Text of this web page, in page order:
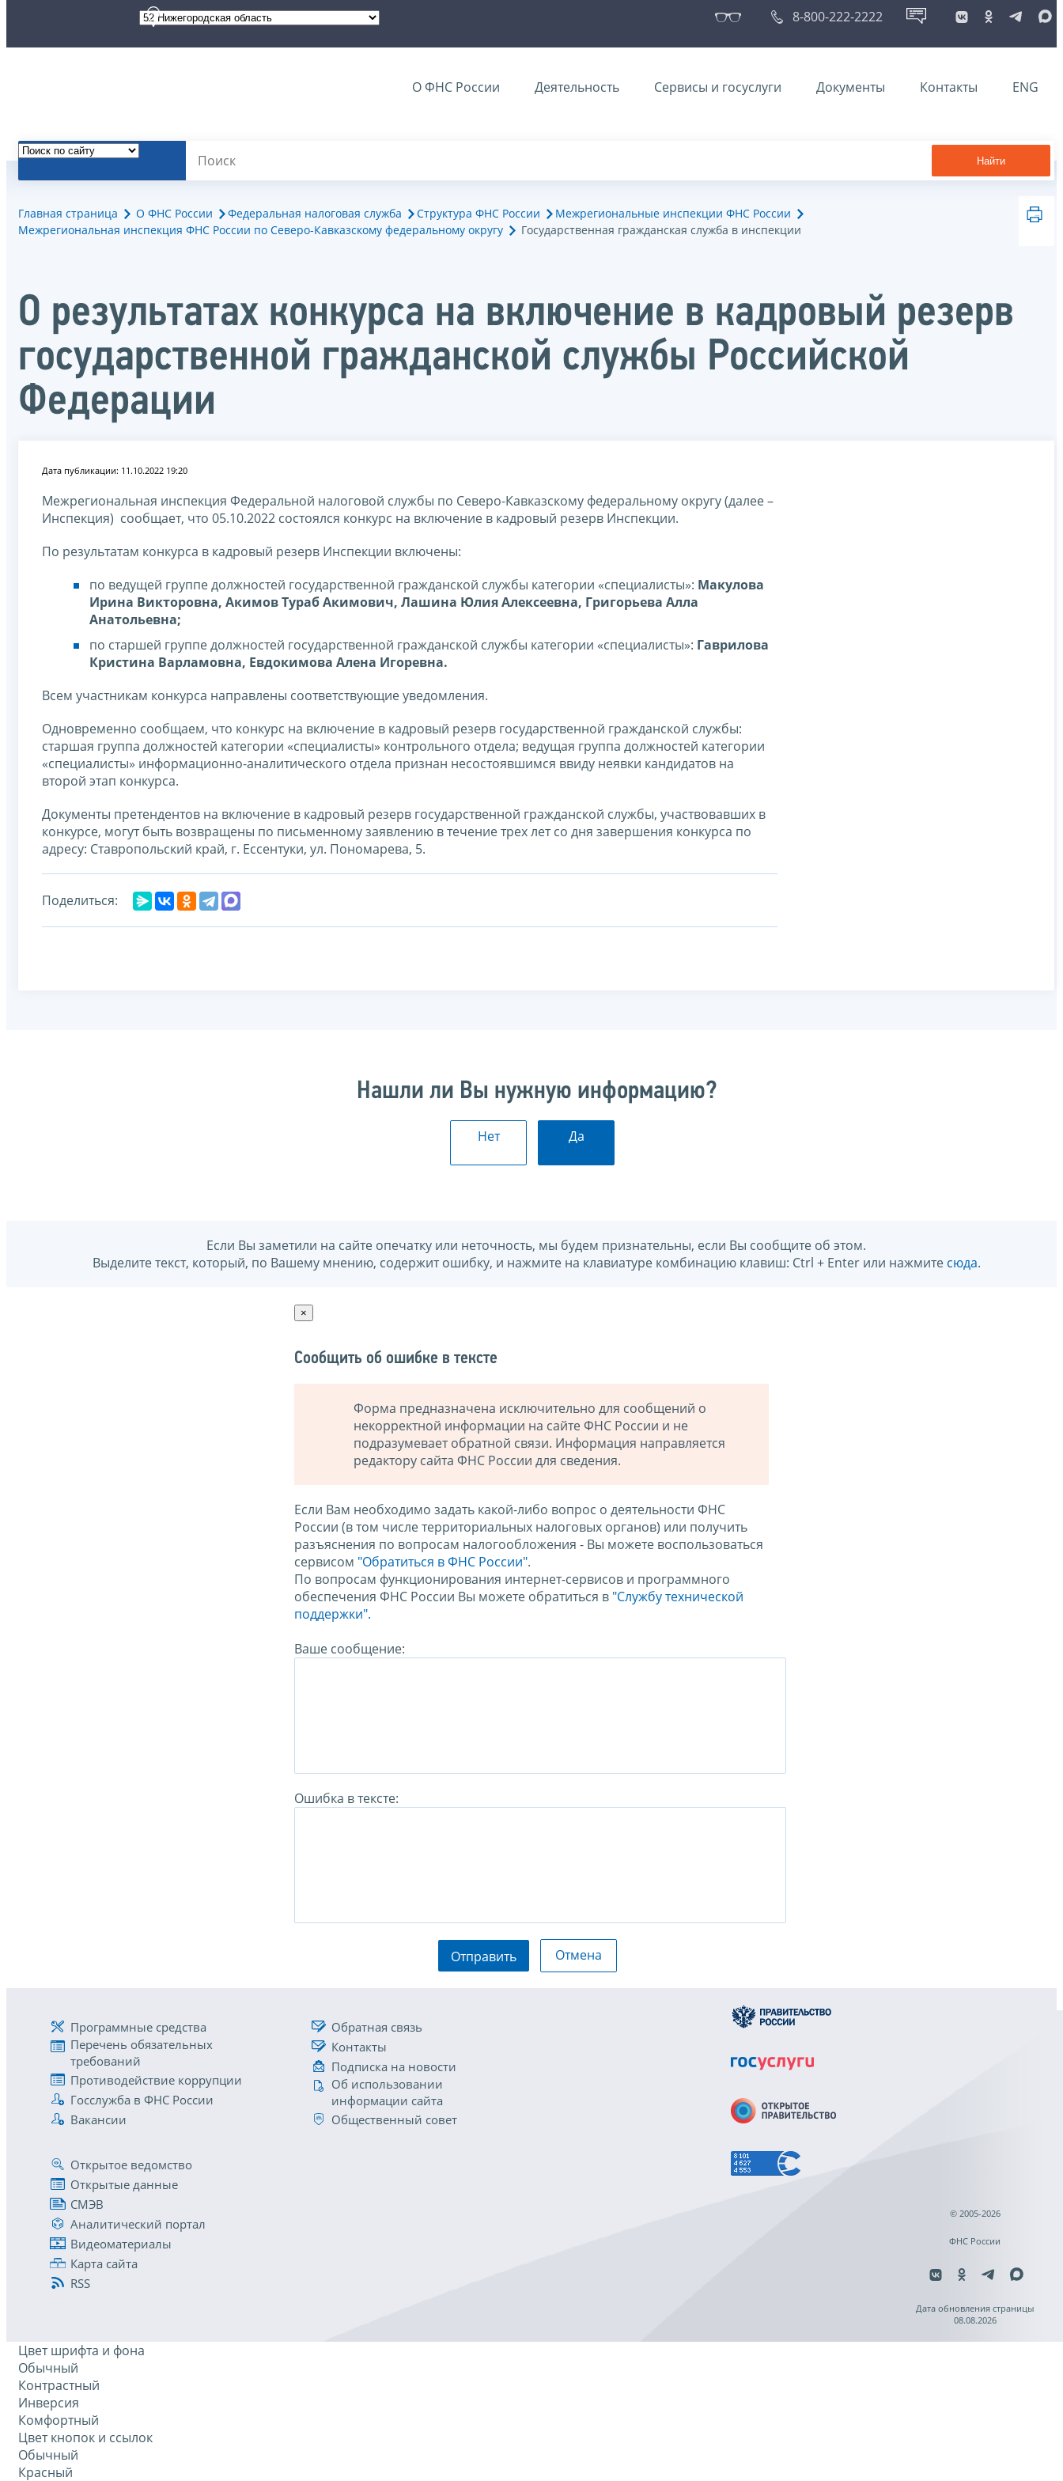
8-800-222-2222
О ФНС России Деятельность Сервисы и госуслуги Документы Контакты ENG
Найти
Главная страница О ФНС России Федеральная налоговая служба Структура ФНС России
Межрегиональные инспекции ФНС России
Межрегиональная инспекция ФНС России по Северо-Кавказскому федеральному округу
Государственная гражданская служба в инспекции
О результатах конкурса на включение в кадровый резерв
государственной гражданской службы Российской
Федерации
Дата публикации: 11.10.2022 19:20
Межрегиональная инспекция Федеральной налоговой службы по Северо-Кавказскому федеральному округу (далее –
Инспекция) сообщает, что 05.10.2022 состоялся конкурс на включение в кадровый резерв Инспекции.
По результатам конкурса в кадровый резерв Инспекции включены:
по ведущей группе должностей государственной гражданской службы категории «специалисты»: Макулова
Ирина Викторовна, Акимов Тураб Акимович, Лашина Юлия Алексеевна, Григорьева Алла
Анатольевна;
по старшей группе должностей государственной гражданской службы категории «специалисты»: Гаврилова
Кристина Варламовна, Евдокимова Алена Игоревна.
Всем участникам конкурса направлены соответствующие уведомления.
Одновременно сообщаем, что конкурс на включение в кадровый резерв государственной гражданской службы:
старшая группа должностей категории «специалисты» контрольного отдела; ведущая группа должностей категории
«специалисты» информационно-аналитического отдела признан несостоявшимся ввиду неявки кандидатов на
второй этап конкурса.
Документы претендентов на включение в кадровый резерв государственной гражданской службы, участвовавших в
конкурсе, могут быть возвращены по письменному заявлению в течение трех лет со дня завершения конкурса по
адресу: Ставропольский край, г. Ессентуки, ул. Пономарева, 5.
Поделиться:
Нашли ли Вы нужную информацию?
Нет Да
Если Вы заметили на сайте опечатку или неточность, мы будем признательны, если Вы сообщите об этом.
Выделите текст, который, по Вашему мнению, содержит ошибку, и нажмите на клавиатуре комбинацию клавиш: Ctrl + Enter или нажмите сюда.
×
Сообщить об ошибке в тексте
Форма предназначена исключительно для сообщений о
некорректной информации на сайте ФНС России и не
подразумевает обратной связи. Информация направляется
редактору сайта ФНС России для сведения.
Если Вам необходимо задать какой-либо вопрос о деятельности ФНС
России (в том числе территориальных налоговых органов) или получить
разъяснения по вопросам налогообложения - Вы можете воспользоваться
сервисом "Обратиться в ФНС России".
По вопросам функционирования интернет-сервисов и программного
обеспечения ФНС России Вы можете обратиться в "Службу технической
поддержки".
Ваше сообщение:
Ошибка в тексте:
Отправить Отмена
Программные средства
Перечень обязательных
требований
Противодействие коррупции
Госслужба в ФНС России
Вакансии
Обратная связь
Контакты
Подписка на новости
Об использовании
информации сайта
Общественный совет
Открытое ведомство
Открытые данные
СМЭВ
Аналитический портал
Видеоматериалы
Карта сайта
RSS
© 2005-2026
ФНС России
Дата обновления страницы
08.08.2026
Цвет шрифта и фона
Обычный
Контрастный
Инверсия
Комфортный
Цвет кнопок и ссылок
Обычный
Красный